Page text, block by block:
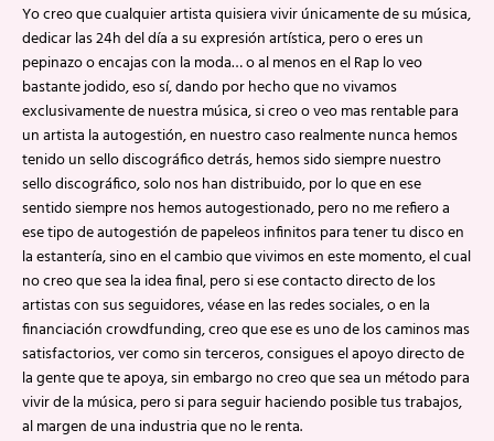
Yo creo que cualquier artista quisiera vivir únicamente de su música,
dedicar las 24h del día a su expresión artística, pero o eres un
pepinazo o encajas con la moda… o al menos en el Rap lo veo
bastante jodido, eso sí, dando por hecho que no vivamos
exclusivamente de nuestra música, si creo o veo mas rentable para
un artista la autogestión, en nuestro caso realmente nunca hemos
tenido un sello discográfico detrás, hemos sido siempre nuestro
sello discográfico, solo nos han distribuido, por lo que en ese
sentido siempre nos hemos autogestionado, pero no me refiero a
ese tipo de autogestión de papeleos infinitos para tener tu disco en
la estantería, sino en el cambio que vivimos en este momento, el cual
no creo que sea la idea final, pero si ese contacto directo de los
artistas con sus seguidores, véase en las redes sociales, o en la
financiación crowdfunding, creo que ese es uno de los caminos mas
satisfactorios, ver como sin terceros, consigues el apoyo directo de
la gente que te apoya, sin embargo no creo que sea un método para
vivir de la música, pero si para seguir haciendo posible tus trabajos,
al margen de una industria que no le renta.